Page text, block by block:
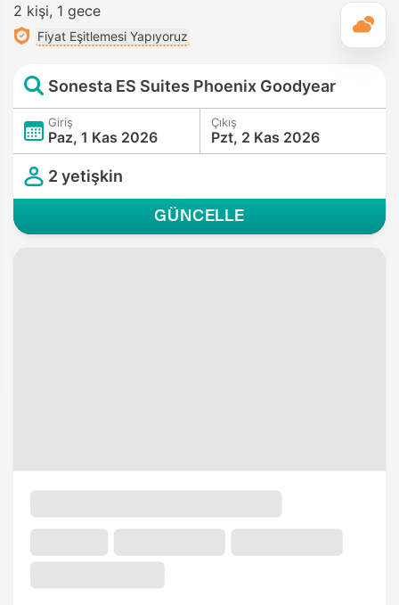
2 kişi 1 gece
Fiyat Eşitlemesi Yapıyoruz
Sonesta ES Suites Phoenix Goodyear
Giriş
Paz, 1 Kas 2026
Çıkış
Pzt, 2 Kas 2026
2 yetişkin
GÜNCELLE